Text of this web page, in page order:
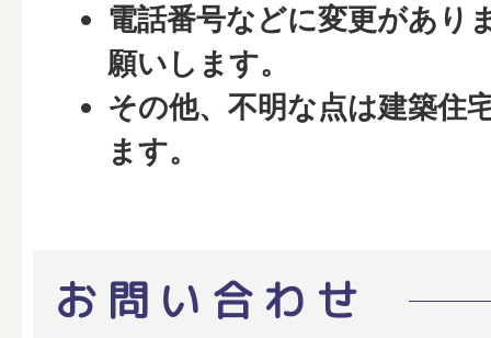
電話番号などに変更があり
願いします。
その他、不明な点は建築住
ます。
お問い合わせ